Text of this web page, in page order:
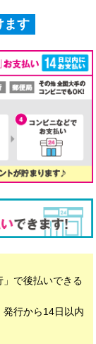
ます
で後払いできる
行から14日以内